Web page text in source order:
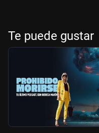
Te puede gustar